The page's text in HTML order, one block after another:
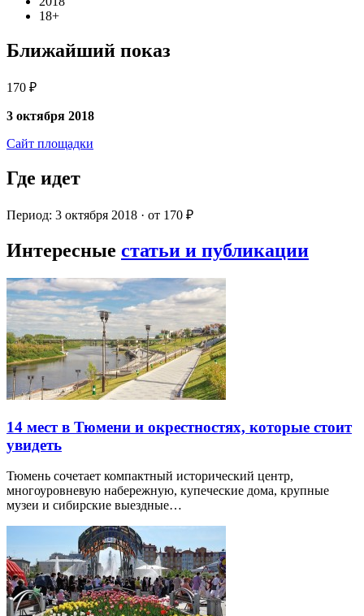
18+
Ближайший показ
170 ₽
3 октября 2018
Сайт площадки
Где идет
Период: 3 октября 2018 · от 170 ₽
Интересные статьи и публикации
14 мест в Тюмени и окрестностях, которые стоит
увидеть
Тюмень сочетает компактный исторический центр,
многоуровневую набережную, купеческие дома, крупные
музеи и сибирские выездные…